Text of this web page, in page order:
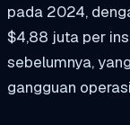
pada 2024,
$4,88 juta per
sebelumnya,
gangguan